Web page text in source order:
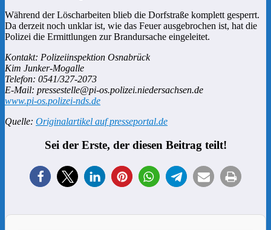
Während der Löscharbeiten blieb die Dorfstraße komplett gesperrt.
Da derzeit noch unklar ist, wie das Feuer ausgebrochen ist, hat die
Polizei die Ermittlungen zur Brandursache eingeleitet.
Kontakt: Polizeiinspektion Osnabrück
Kim Junker-Mogalle
Telefon: 0541/327-2073
E-Mail: pressestelle@pi-os.polizei.niedersachsen.de
www.pi-os.polizei-nds.de
Quelle: Originalartikel auf presseportal.de
Sei der Erste, der diesen Beitrag teilt!